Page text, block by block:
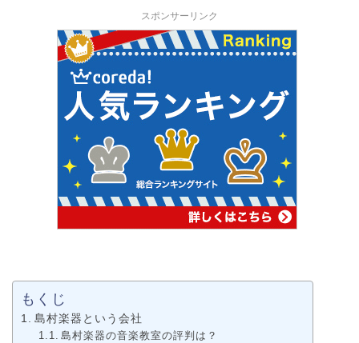
スポンサーリンク
もくじ
島村楽器という会社
島村楽器の音楽教室の評判は？